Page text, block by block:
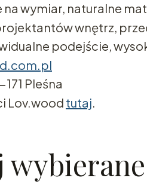
wymiar, naturalne
wnętrz,
podejście,
Pleśna
Lov.wood tutaj.
wybierane